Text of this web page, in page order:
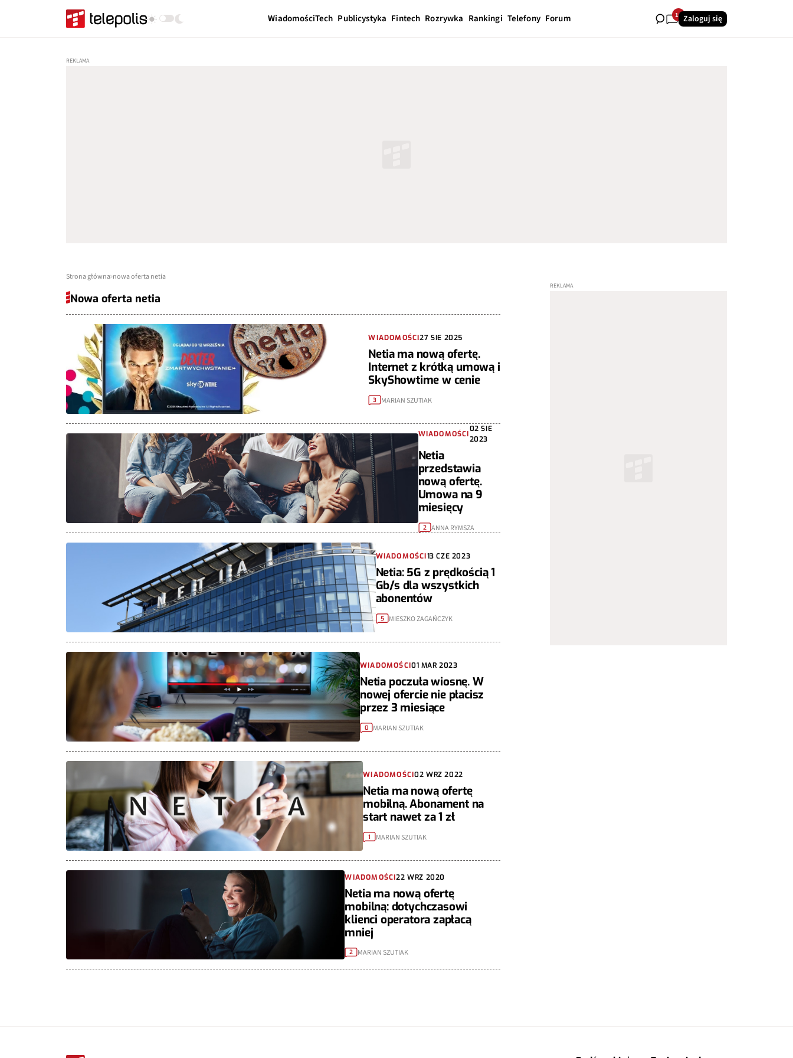
WiadomościTech Publicystyka Fintech Rozrywka Rankingi Telefony Forum 16Zaloguj się
Strona główna nowa oferta netia
Nowa oferta netia
WIADOMOŚCI27 SIE 2025
Netia ma nową ofertę.
Internet z krótką umową i
SkyShowtime w cenie
3 MARIAN SZUTIAK
WIADOMOŚCI
02 SIE
2023
Netia
przedstawia
nową ofertę.
Umowa na 9
miesięcy
2 ANNA RYMSZA
WIADOMOŚCI13 CZE 2023
Netia: 5G z prędkością 1
Gb/s dla wszystkich
abonentów
5 MIESZKO ZAGAŃCZYK
WIADOMOŚCI01 MAR 2023
Netia poczuła wiosnę. W
nowej ofercie nie płacisz
przez 3 miesiące
0 MARIAN SZUTIAK
WIADOMOŚCI02 WRZ 2022
Netia ma nową ofertę
mobilną. Abonament na
start nawet za 1 zł
1 MARIAN SZUTIAK
WIADOMOŚCI22 WRZ 2020
Netia ma nową ofertę
mobilną: dotychczasowi
klienci operatora zapłacą
mniej
2 MARIAN SZUTIAK